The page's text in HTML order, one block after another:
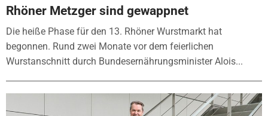
Rhöner Metzger sind gewappnet
Die heiße Phase für den 13. Rhöner Wurstmarkt hat
begonnen. Rund zwei Monate vor dem feierlichen
Wurstanschnitt durch Bundesernährungsminister Alois...